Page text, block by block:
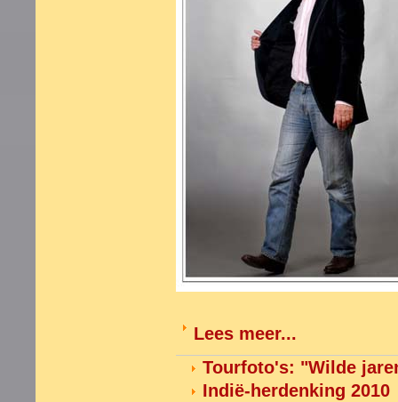
Lees meer...
Tourfoto's: "Wilde
Indië-herdenking 2010